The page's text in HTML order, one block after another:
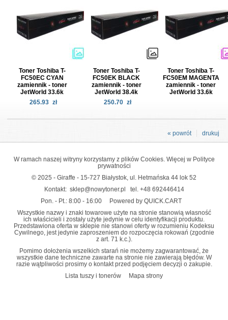
Toner Toshiba T-
FC50EC CYAN
zamiennik - toner
JetWorld 33.6k
265.93 zł
Toner Toshiba T-
FC50EK BLACK
zamiennik - toner
JetWorld 38.4k
250.70 zł
Toner Toshiba T-
FC50EM MAGENTA
zamiennik - toner
JetWorld 33.6k
drukuj
« powrót
W ramach naszej witryny korzystamy z plików Cookies. Więcej w Polityce
prywatności
© 2025 - Giraffe - 15-727 Białystok, ul. Hetmańska 44 lok 52
Kontakt: sklep@nowytoner.pl tel. +48 692446414
Pon. - Pt.: 8:00 - 16:00
Powered by QUICK.CART
Wszystkie nazwy i znaki towarowe użyte na stronie stanowią własność
ich właścicieli i zostały użyte jedynie w celu identyfikacji produktu.
Przedstawiona oferta w sklepie nie stanowi oferty w rozumieniu Kodeksu
Cywilnego, jest jedynie zaproszeniem do rozpoczęcia rokowań (zgodnie
z art. 71 k.c.).
Pomimo dołożenia wszelkich starań nie możemy zagwarantować, że
wszystkie dane techniczne zawarte na stronie nie zawierają błędów. W
razie wątpliwości prosimy o kontakt przed podjęciem decyzji o zakupie.
Lista tuszy i tonerów
Mapa strony